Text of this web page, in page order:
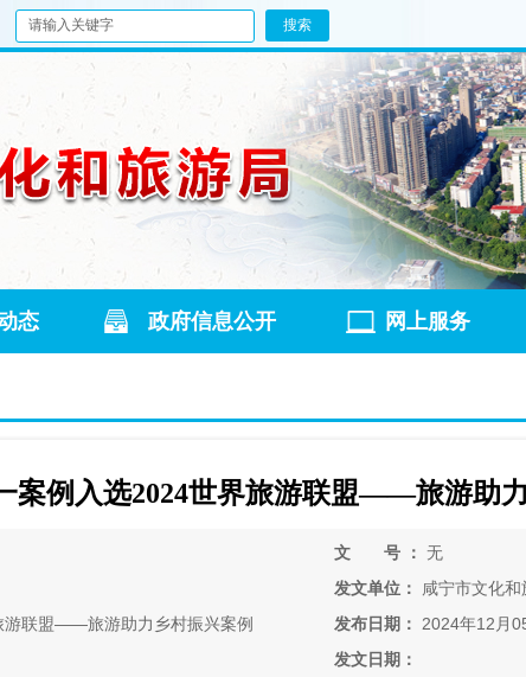
态 政府信息公开 网上服务
案例入选2024世界旅游联盟——旅游助
文 号 ： 无
发文单位：
咸宁市文化和
游联盟——旅游助力乡村振兴案例 发布日期：
2024年12月
发文日期：